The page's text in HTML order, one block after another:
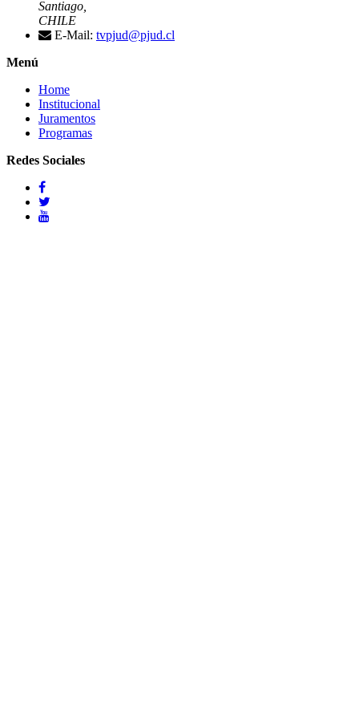
Santiago,
CHILE
E-Mail: tvpjud@pjud.cl
Menú
Home
Institucional
Juramentos
Programas
Redes Sociales